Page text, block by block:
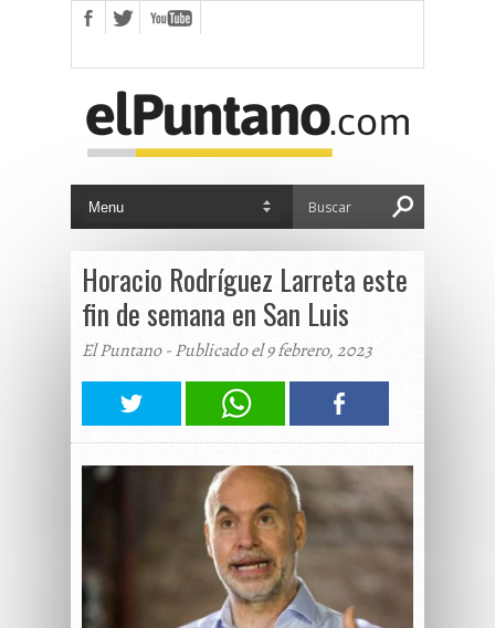
Horacio Rodríguez Larreta este
fin de semana en San Luis
El Puntano - Publicado el 9 febrero, 2023